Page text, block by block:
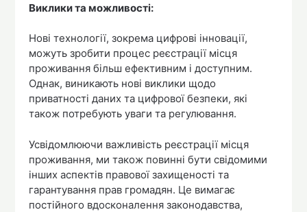
Виклики та можливості:
Нові технології, зокрема цифрові інновації,
можуть зробити процес реєстрації місця
проживання більш ефективним і доступним.
Однак, виникають нові виклики щодо
приватності даних та цифрової безпеки, які
також потребують уваги та регулювання.
Усвідомлюючи важливість реєстрації місця
проживання, ми також повинні бути свідомими
інших аспектів правової захищеності та
гарантування прав громадян. Це вимагає
постійного вдосконалення законодавства,